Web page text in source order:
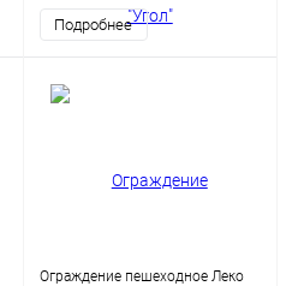
Подробнее
Ограждение пешеходное Леко